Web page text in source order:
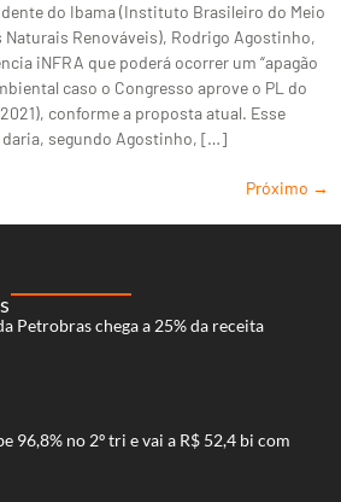
do Ibama (Instituto Brasileiro do Meio
Renováveis), Rodrigo Agostinho,
iNFRA que poderá ocorrer um “apagão
caso o Congresso aprove o PL do
conforme a proposta atual. Esse
daria, segundo Agostinho, […]
Próximo →
Petrobras chega a 25% da receita
96,8% no 2º tri e vai a R$ 52,4 bi com